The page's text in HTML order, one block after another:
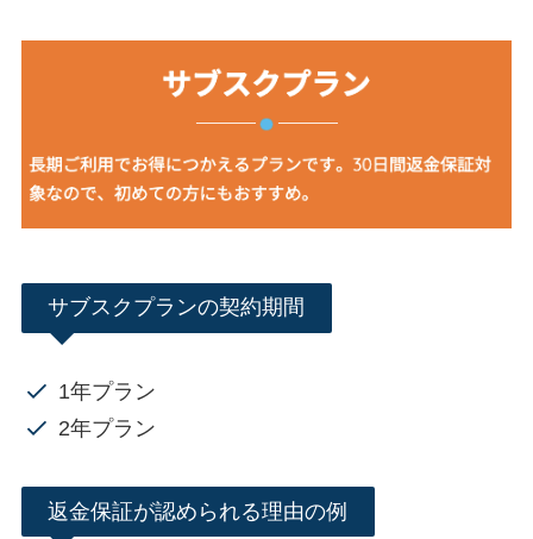
サブスクプランの契約期間
1年プラン
2年プラン
返金保証が認められる理由の例